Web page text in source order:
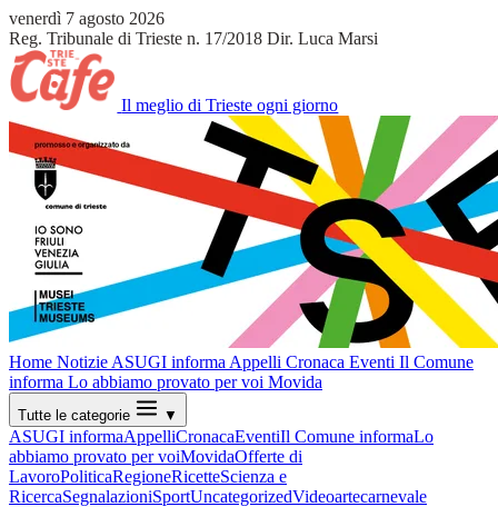
venerdì 7 agosto 2026
Reg. Tribunale di Trieste n. 17/2018 Dir. Luca Marsi
Il meglio di Trieste ogni giorno
Home Notizie ASUGI informa Appelli Cronaca Eventi Il Comune
informa Lo abbiamo provato per voi Movida
Tutte le categorie ▼
ASUGI informaAppelliCronacaEventiIl Comune informaLo
abbiamo provato per voiMovidaOfferte di
LavoroPoliticaRegioneRicetteScienza e
RicercaSegnalazioniSportUncategorizedVideoartecarnevale